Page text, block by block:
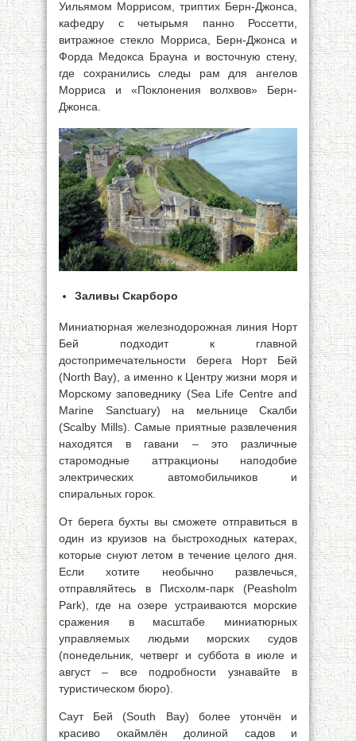
Уильямом Моррисом, триптих Берн-Джонса,
кафедру с четырьмя панно Россетти,
витражное стекло Морриса, Берн-Джонса и
Форда Медокса Брауна и восточную стену,
где сохранились следы рам для ангелов
Морриса и «Поклонения волхвов» Берн-
Джонса.
Заливы Скарборо
Миниатюрная железнодорожная линия Норт
Бей подходит к главной
достопримечательности берега Норт Бей
(North Вау), а именно к Центру жизни моря и
Морскому заповеднику (Sea Life Centre and
Marine Sanctuary) на мельнице Скалби
(Scalby Mills). Самые приятные развлечения
находятся в гавани – это различные
старомодные аттракционы наподобие
электрических автомобильчиков и
спиральных горок.
От берега бухты вы сможете отправиться в
один из круизов на быстроходных катерах,
которые снуют летом в течение целого дня.
Если хотите необычно развлечься,
отправляйтесь в Писхолм-парк (Peasholm
Park), где на озере устраиваются морские
сражения в масштабе миниатюрных
управляемых людьми морских судов
(понедельник, четверг и суббота в июле и
август – все подробности узнавайте в
туристическом бюро).
Саут Бей (South Вау) более утончён и
красиво окаймлён долиной садов и